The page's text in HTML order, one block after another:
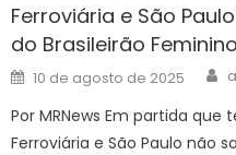
Ferroviária e São
do Brasileirão Feminino
Posted
on
10 de agosto de 2025
Por MRNews Em partida que
Ferroviária e São Paulo não